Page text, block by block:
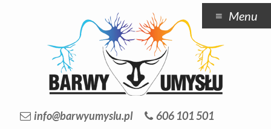
info@barwyumyslu.pl 606 101 501
Menu